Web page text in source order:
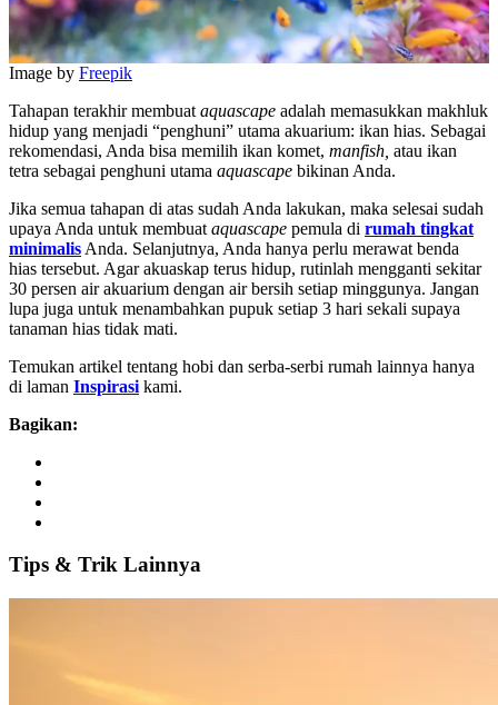
Image by Freepik
Tahapan terakhir membuat aquascape adalah memasukkan makhluk
hidup yang menjadi “penghuni” utama akuarium: ikan hias. Sebagai
rekomendasi, Anda bisa memilih ikan komet, manfish, atau ikan
tetra sebagai penghuni utama aquascape bikinan Anda.
Jika semua tahapan di atas sudah Anda lakukan, maka selesai sudah
upaya Anda untuk membuat aquascape pemula di rumah tingkat
minimalis Anda. Selanjutnya, Anda hanya perlu merawat benda
hias tersebut. Agar akuaskap terus hidup, rutinlah mengganti sekitar
30 persen air akuarium dengan air bersih setiap minggunya. Jangan
lupa juga untuk menambahkan pupuk setiap 3 hari sekali supaya
tanaman hias tidak mati.
Temukan artikel tentang hobi dan serba-serbi rumah lainnya hanya
di laman Inspirasi kami.
Bagikan:
Tips & Trik Lainnya